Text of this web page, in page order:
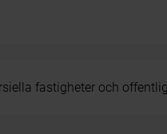
fastigheter och